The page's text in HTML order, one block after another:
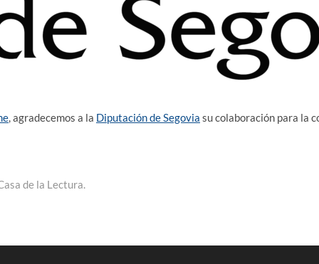
, agradecemos a la Diputación de Segovia su colaboración para la
de la Lectura.